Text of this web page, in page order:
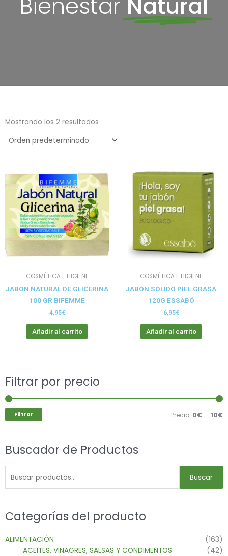
Bienestar Natural
Mostrando los 2 resultados
COSMÉTICA E HIGIENE
JABON NATURAL DE GLICERINA
100 GR BIFEMME
4,95€
Añadir al carrito
COSMÉTICA E HIGIENE
JABÓN SÓLIDO PIEL GRASA
120G ESSABÓ
6,95€
Añadir al carrito
Filtrar por precio
Filtrar Precio: 0€ — 10€
Buscador de Productos
Buscar
Buscar
Categorías del producto
ALIMENTACIÓN
(163)
ACEITES, VINAGRES, SALSAS Y CONDIMENTOS
(42)